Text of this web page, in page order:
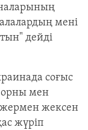
мені
дейді
соғыс
орны мен
жексен
жүріп